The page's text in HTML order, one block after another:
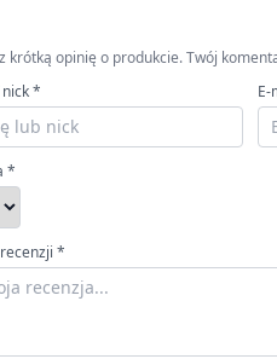
krótką opinię o produkcie. Twój
*
E-
*
*